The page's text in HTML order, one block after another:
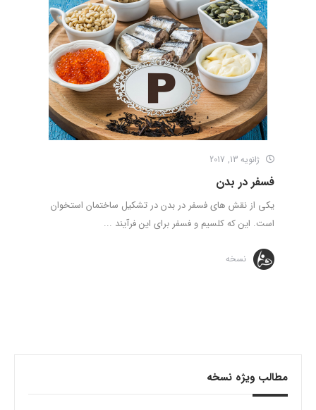
ژانویه 13, 2017
فسفر در بدن
یکی از نقش های فسفر در بدن در تشکیل ساختمان استخوان
است. این که کلسیم و فسفر برای این فرآیند ...
نسخه
مطالب ویژه نسخه